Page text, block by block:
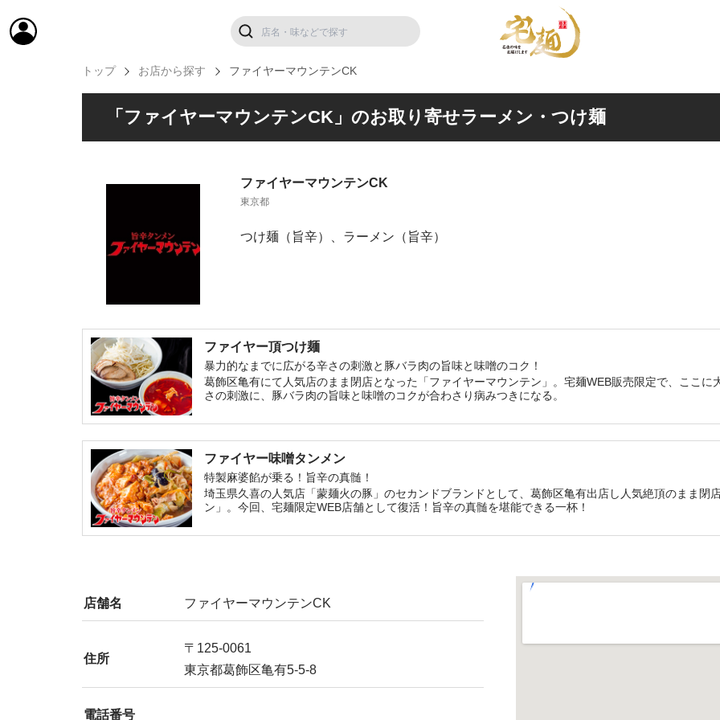
トップ お店から探す ファイヤーマウンテンCK
「ファイヤーマウンテンCK」のお取り寄せラーメン・つけ麺
ファイヤーマウンテンCK
東京都
つけ麺（旨辛）、ラーメン（旨辛）
ファイヤー頂つけ麺
暴力的なまでに広がる辛さの刺激と豚バラ肉の旨味と味噌のコク！
葛飾区亀有にて人気店のまま閉店となった「ファイヤーマウンテン」。宅麺WEB販売限定で、ここに
さの刺激に、豚バラ肉の旨味と味噌のコクが合わさり病みつきになる。
ファイヤー味噌タンメン
特製麻婆餡が乗る！旨辛の真髄！
埼玉県久喜の人気店「蒙麺火の豚」のセカンドブランドとして、葛飾区亀有出店し人気絶頂のまま閉
ン」。今回、宅麺限定WEB店舗として復活！旨辛の真髄を堪能できる一杯！
店舗名 ファイヤーマウンテンCK
住所
〒125-0061
東京都葛飾区亀有5-5-8
電話番号